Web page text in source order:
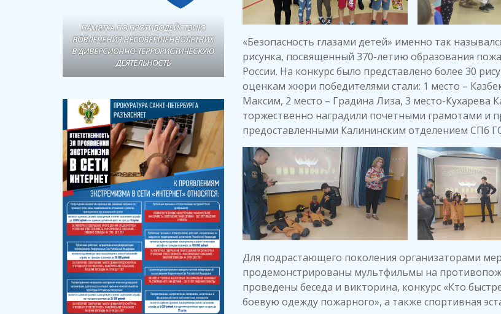
«Безопасность глазами детей» именно так
рисунка, посвященный 370-летию образования
России. На конкурс было представлено более 30
оценкам жюри победителями стали: 1 место –
Максим, 2 место – Градина Лиза, 3 место-Кухарева
торжественно наградили почетными грамотами и
предоставленными Калининским отделением СПб
Для подрастающего поколения организаторами
продемонстрированы мультфильмы на
проведены беседа и викторина, конкурс «Кто
боевую одежду пожарного», а также спортивная
ПАМЯТКА ПО ПРОТИВОДЕЙСТВИЮ
ВОВЛЕЧЕНИЯ НЕСОВЕРШЕННОЛЕТНИХ
В ДИВЕРСИОННО-ТЕРРОРИСТИЧЕСКУЮ
ДЕЯТЕЛЬНОСТЬ